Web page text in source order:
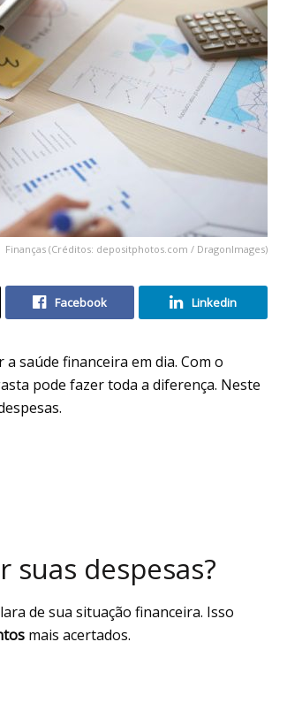
Finanças (Créditos: depositphotos.com / DragonImages)
Facebook Linkedin
saúde financeira em dia. Com o
pode fazer toda a diferença. Neste
despesas?
de sua situação financeira. Isso
mais acertados.